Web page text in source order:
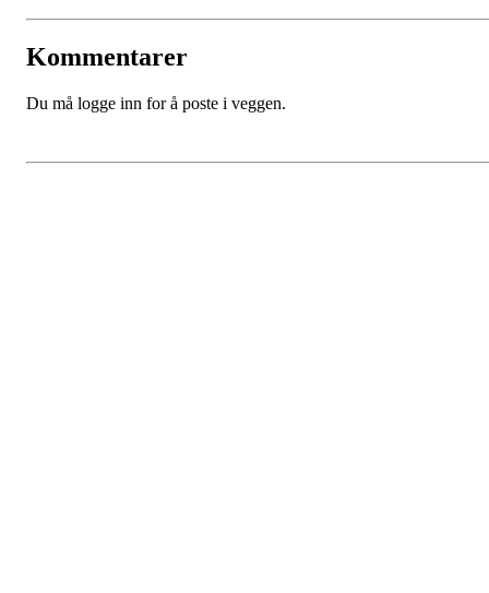
Kommentarer
Du må logge inn for å poste i veggen.